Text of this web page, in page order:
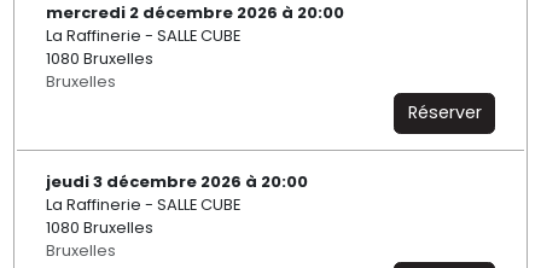
mercredi 2 décembre 2026 à 20:00
La Raffinerie - SALLE CUBE
1080 Bruxelles
Bruxelles
Réserver
jeudi 3 décembre 2026 à 20:00
La Raffinerie - SALLE CUBE
1080 Bruxelles
Bruxelles